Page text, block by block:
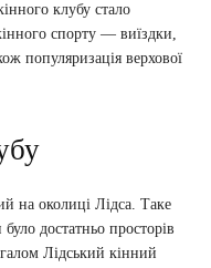
клубу стало
спорту — виїздки,
популяризація верхової
на околиці Лідса. Таке
достатньо просторів
Лідський кінний